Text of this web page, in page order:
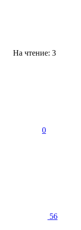
На чтение: 3
0
56